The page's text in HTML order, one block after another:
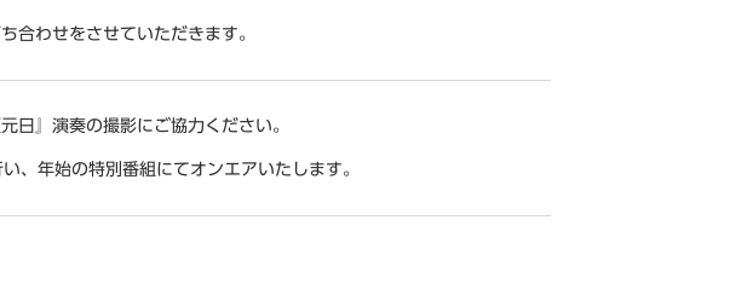
合わせをさせていただきます。
日』演奏の撮影にご協力ください。
、年始の特別番組にてオンエアいたします。